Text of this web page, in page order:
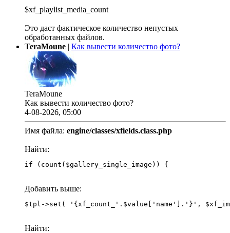
$xf_playlist_media_count
Это даст фактическое количество непустых
обработанных файлов.
TeraMoune | Как вывести количество фото?
TeraMoune
Как вывести количество фото?
4-08-2026, 05:00
Имя файла: engine/classes/xfields.class.php
Найти:
if (count($gallery_single_image)) {
Добавить выше:
Найти: